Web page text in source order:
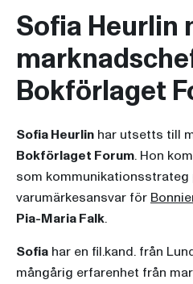
Sofia Heurlin
Bokförlaget
Sofia Heurlin har utsetts till
Bokförlaget Forum. Hon
som
varumärkesansvar för
Pia-Maria Falk.
Sofia har en fil.kand. från
mångårig erfarenhet från